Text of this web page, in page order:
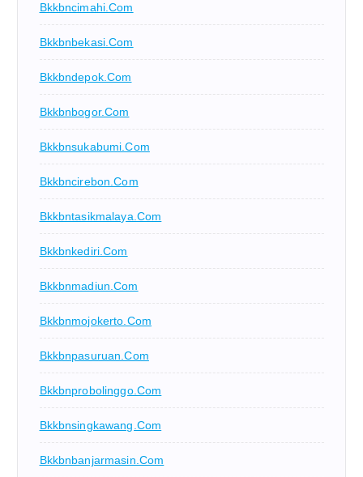
Bkkbncimahi.com
Bkkbnbekasi.com
Bkkbndepok.com
Bkkbnbogor.com
Bkkbnsukabumi.com
Bkkbncirebon.com
Bkkbntasikmalaya.com
Bkkbnkediri.com
Bkkbnmadiun.com
Bkkbnmojokerto.com
Bkkbnpasuruan.com
Bkkbnprobolinggo.com
Bkkbnsingkawang.com
Bkkbnbanjarmasin.com